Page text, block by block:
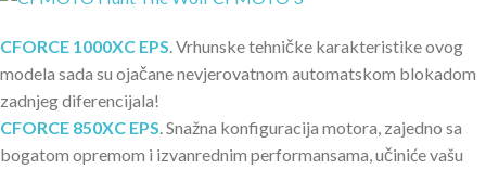
CFORCE 1000XC EPS. Vrhunske tehničke karakteristike ovog
modela sada su ojačane nevjerovatnom automatskom blokadom
zadnjeg diferencijala!
CFORCE 850XC EPS. Snažna konfiguracija motora, zajedno sa
bogatom opremom i izvanrednim performansama, učiniće vašu